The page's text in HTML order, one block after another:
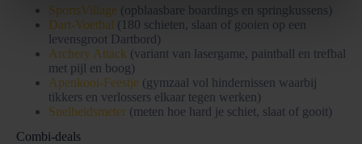
SportsVillage (opblaasbare boardings en springkussens)
Dart-Voetbal (180 schieten, slaan of gooien op een
levensgroot Dartbord)
Archery Attack (variant van lasergame, paintball en trefbal
met pijl en boog)
Apenkooi-Feestje (gymzaal vol hindernissen waarbij
tikkers en verlossers elkaar tegen werken)
Snelheidsmeter (meten hoe hard je schiet, slaat of gooit)
Combi-deals